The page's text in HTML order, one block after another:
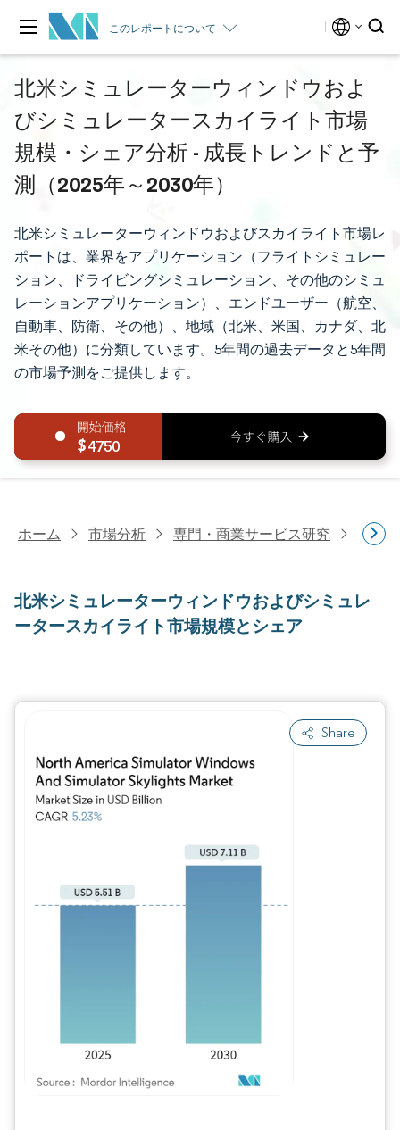
このレポートについて
北米シミュレーターウィンドウおよ
びシミュレータースカイライト市場
規模・シェア分析 - 成長トレンドと予
測（2025年～2030年）
北米シミュレーターウィンドウおよびスカイライト市場レ
ポートは、業界をアプリケーション（フライトシミュレー
ション、ドライビングシミュレーション、その他のシミュ
レーションアプリケーション）、エンドユーザー（航空、
自動車、防衛、その他）、地域（北米、米国、カナダ、北
米その他）に分類しています。5年間の過去データと5年間
の市場予測をご提供します。
4750
ホーム 市場分析 専門・商業サービス研究 専門
北米シミュレーターウィンドウおよびシミュレ
ータースカイライト市場規模とシェア
Share